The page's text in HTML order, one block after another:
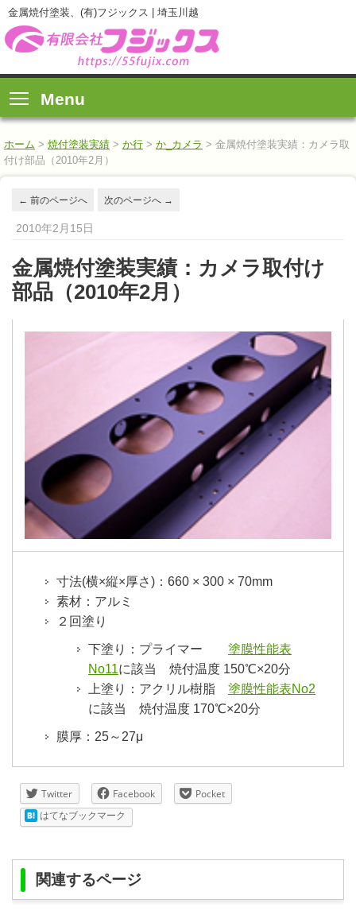
金属焼付塗装、(有)フジックス | 埼玉川越
Menu
ホーム > 焼付塗装実績 > か行 > か_カメラ > 金属焼付塗装実績：カメラ取
付け部品（2010年2月）
← 前のページへ 次のページへ →
2010年2月15日
金属焼付塗装実績：カメラ取付け
部品（2010年2月）
寸法(横×縦×厚さ)：660 × 300 × 70mm
素材：アルミ
２回塗り
下塗り：プライマー 塗膜性能表
No11に該当 焼付温度 150℃×20分
上塗り：アクリル樹脂 塗膜性能表No2
に該当 焼付温度 170℃×20分
膜厚：25～27μ
Twitter Facebook
Pocket
はてなブックマーク
関連するページ